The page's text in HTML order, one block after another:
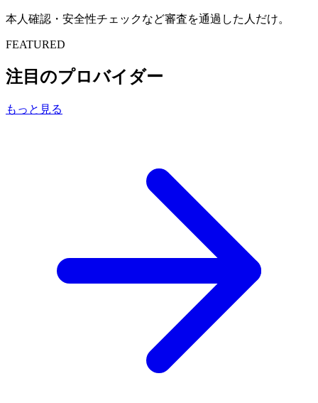
本人確認・安全性チェックなど審査を通過した人だけ。
FEATURED
注目のプロバイダー
もっと見る